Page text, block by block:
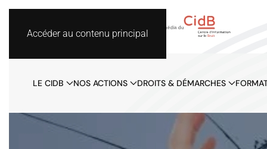
Accéder au contenu principal
LE CIDB NOS ACTIONS DROITS & DÉMARCHES